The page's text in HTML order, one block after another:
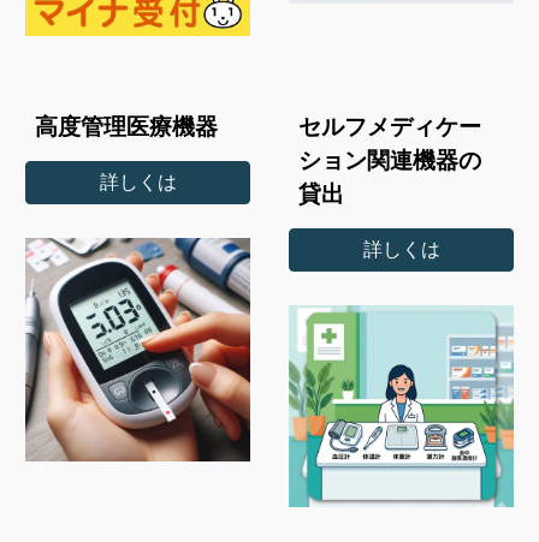
高度管理医療機器
詳しくは
セルフメディケー
ション関連機器の
貸出
詳しくは